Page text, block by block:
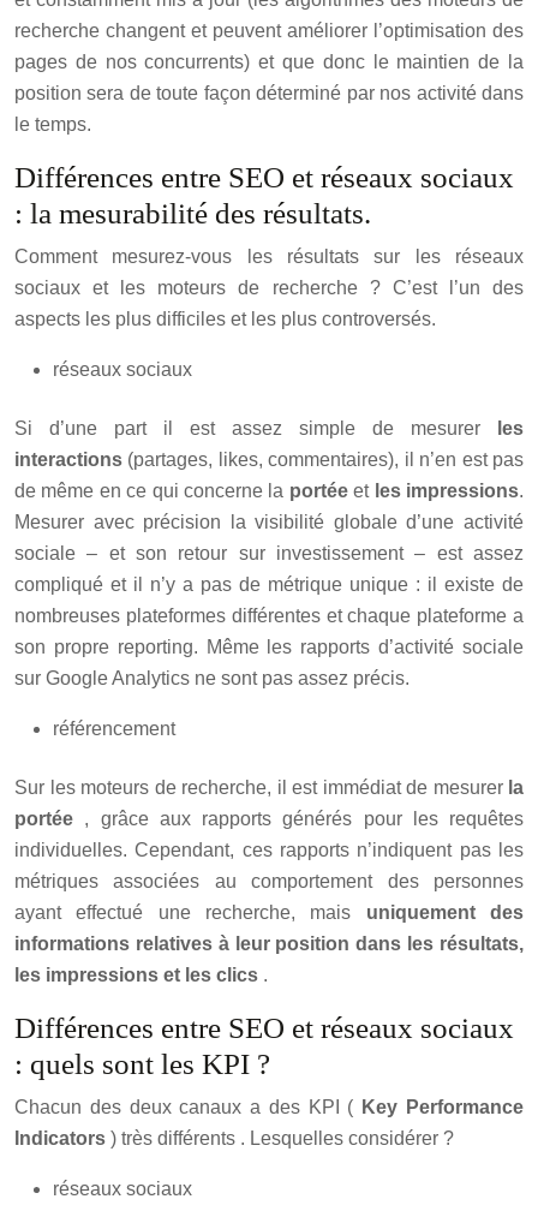
recherche changent et peuvent améliorer l’optimisation des
pages de nos concurrents) et que donc le maintien de la
position sera de toute façon déterminé par nos activité dans
le temps.
Différences entre SEO et réseaux sociaux
: la mesurabilité des résultats.
Comment mesurez-vous les résultats sur les réseaux
sociaux et les moteurs de recherche ? C’est l’un des
aspects les plus difficiles et les plus controversés.
réseaux sociaux
Si d’une part il est assez simple de mesurer
les
interactions (partages, likes, commentaires), il n’en est pas
de même en ce qui concerne la portéeet les impressions.
Mesurer avec précision la visibilité globale d’une activité
sociale – et son retour sur investissement – est assez
compliqué et il n’y a pas de métrique unique : il existe de
nombreuses plateformes différentes et chaque plateforme a
son propre reporting. Même les rapports d’activité sociale
sur Google Analytics ne sont pas assez précis.
référencement
Sur les moteurs de recherche, il est immédiat de mesurer la
portée , grâce aux rapports générés pour les requêtes
individuelles. Cependant, ces rapports n’indiquent pas les
métriques associées au comportement des personnes
ayant effectué une recherche, mais uniquement des
informations relatives à leur position dans les résultats,
les impressions et les clics .
Différences entre SEO et réseaux sociaux
: quels sont les KPI ?
Chacun des deux canaux a des KPI ( Key Performance
Indicators ) très différents . Lesquelles considérer ?
réseaux sociaux